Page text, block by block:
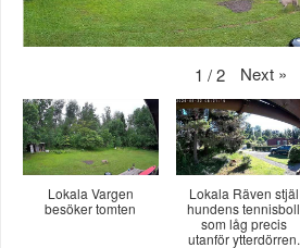
1 /2 Next »
Lokala Vargen
besöker tomten
Lokala Räven stjäl
hundens tennisboll
som låg precis
utanför ytterdörren.